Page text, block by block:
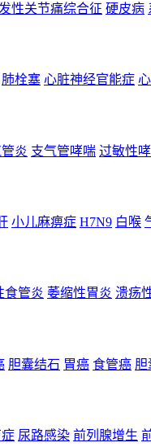
性关节痛综合征 硬皮病
肺栓塞 心脏神经官能症
炎 支气管哮喘 过敏性
小儿麻痹症 H7N9 白喉
食管炎 萎缩性胃炎 溃疡
胆囊结石 胃癌 食管癌 胆
尿路感染 前列腺增生